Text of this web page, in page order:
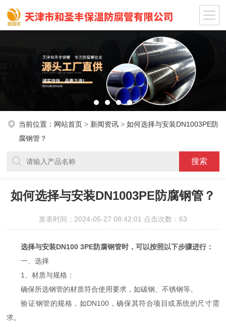
当前位置： 网站首页 > 新闻资讯 > 如何选择与安装DN1003PE防
腐钢管？
如何选择与安装DN1003PE防腐钢管？
发表时间：2024-05-27 08:42:01 点击次数：63
选择与安装DN100 3PE防腐钢管时，可以按照以下步骤进行：
一、选择
1、材质与规格：
确保所选钢管的材质符合使用要求，如碳钢、不锈钢等。
验证钢管的规格，如DN100，确保其符合项目或系统的尺寸需
求。